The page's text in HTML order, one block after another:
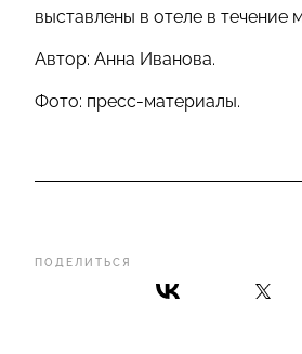
ПОДЕЛИТЬСЯ
выставлены в отеле в течение
Автор: Анна Иванова.
Фото: пресс-материалы.